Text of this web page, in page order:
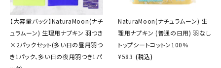
【大容量パック】NaturaMoon(ナチ
ュラムーン) 生理用ナプキン 羽つき
×2パックセット(多い日の昼用羽つ
き1パック、多い日の夜用羽つき1パ
NaturaMoon(ナチュラムーン) 生
理用ナプキン (普通の日用) 羽なし
トップシートコットン100％
¥583 (税込)